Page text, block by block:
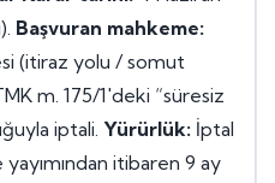
Başvuran mahkeme:
(itiraz yolu / somut
m. 175/1'deki “süresiz
iptali. Yürürlük: İptal
itibaren 9 ay